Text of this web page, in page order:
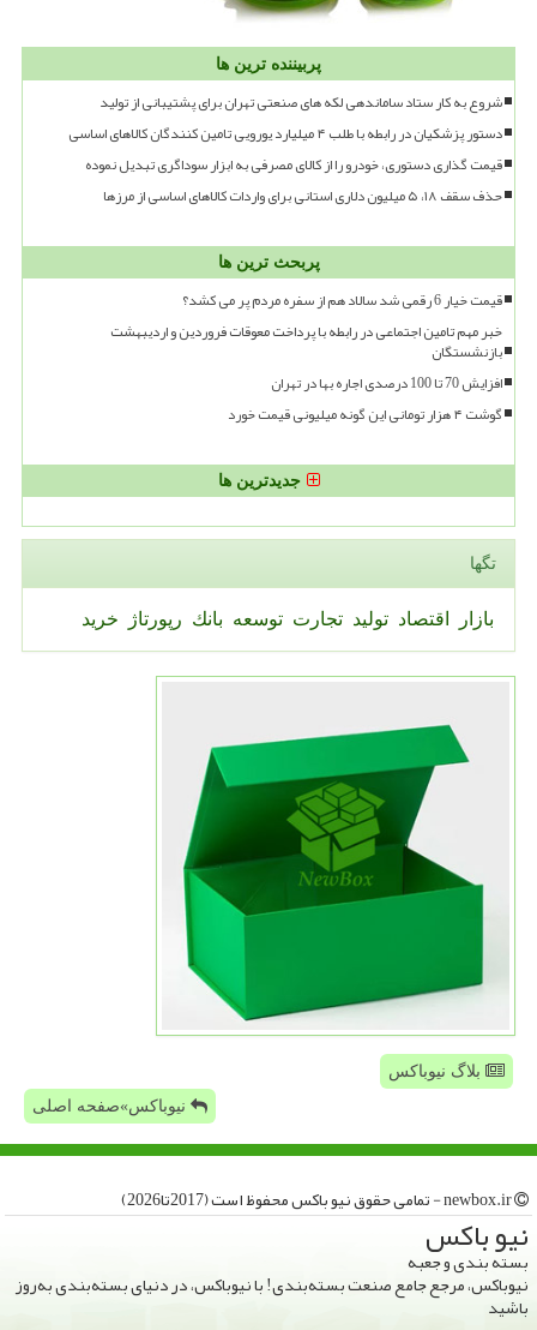
پربیننده ترین ها
شروع به کار ستاد ساماندهی لکه های صنعتی تهران برای پشتیبانی از تولید
دستور پزشکیان در رابطه با طلب ۴ میلیارد یورویی تامین کنندگان کالاهای اساسی
قیمت گذاری دستوری، خودرو را از کالای مصرفی به ابزار سوداگری تبدیل نموده
حذف سقف ۱۸، ۵ میلیون دلاری استانی برای واردات کالاهای اساسی از مرزها
پربحث ترین ها
قیمت خیار 6 رقمی شد سالاد هم از سفره مردم پر می کشد؟
خبر مهم تامین اجتماعی در رابطه با پرداخت معوقات فروردین و اردیبهشت
بازنشستگان
افزایش 70 تا 100 درصدی اجاره بها در تهران
گوشت ۴ هزار تومانی این گونه میلیونی قیمت خورد
جدیدترین ها
تگها
بازار اقتصاد تولید تجارت توسعه بانك رپورتاژ خرید
بلاگ نیوباکس
نیوباکس»صفحه اصلی
نیو باكس
بسته بندی و جعبه
نیوباکس، مرجع جامع صنعت بسته‌بندی! با نیوباکس، در دنیای بسته‌بندی به‌روز
باشید